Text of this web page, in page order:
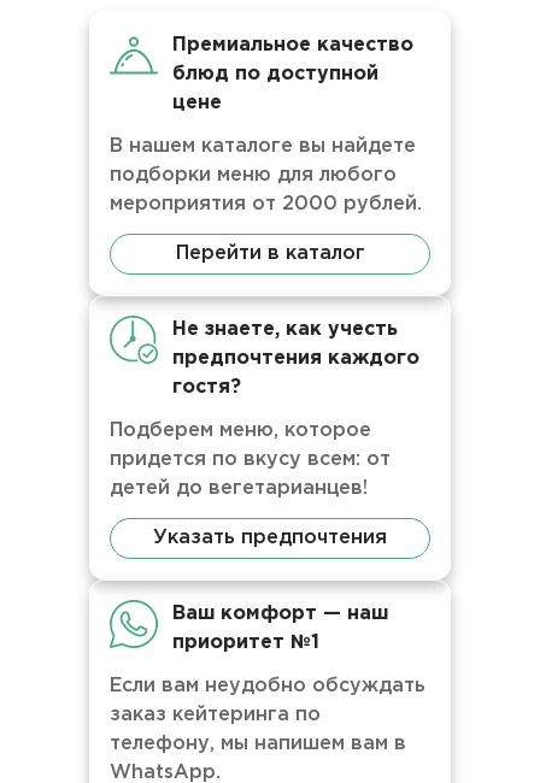
Премиальное качество
блюд по доступной
цене
В нашем каталоге вы найдете
подборки меню для любого
мероприятия от 2000 рублей.
Перейти в каталог
Не знаете, как учесть
предпочтения каждого
гостя?
Подберем меню, которое
придется по вкусу всем: от
детей до вегетарианцев!
Указать предпочтения
Ваш комфорт — наш
приоритет №1
Если вам неудобно обсуждать
заказ кейтеринга по
телефону, мы напишем вам в
WhatsApp.